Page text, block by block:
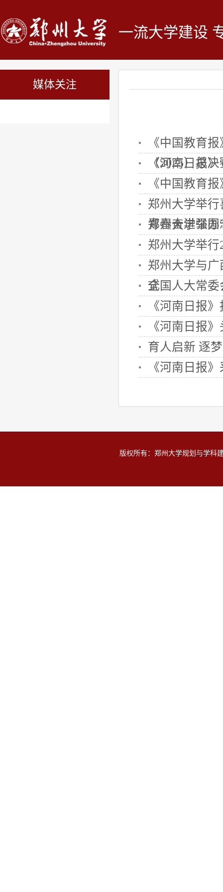
一流大学建设
媒体关注
《中国教育
（2025）总
《河南日报
《中国教育
郑州大学举
青春奋进强国
郑州大学举
郑州大学举行
郑州大学与
式
全国人大常
《河南日报
《河南日报
育人启新 逐
《河南日报
版权所有：郑州大学规划与学